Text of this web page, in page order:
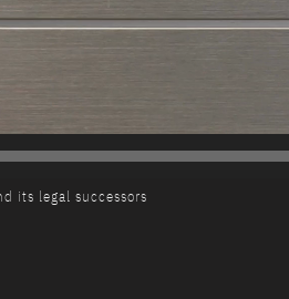
its legal successors